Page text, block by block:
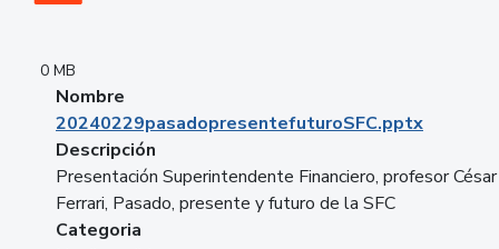
0 MB
Nombre
20240229pasadopresentefuturoSFC.pptx
Descripción
Presentación Superintendente Financiero, profesor César
Ferrari, Pasado, presente y futuro de la SFC
Categoria